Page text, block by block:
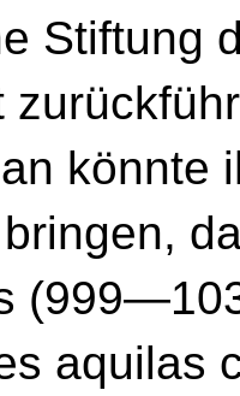
Stiftung
könnte
aquilas